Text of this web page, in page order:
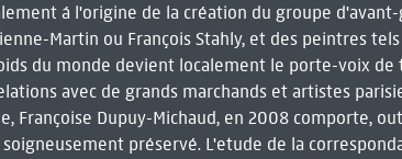
á l'origine de la création du groupe
Martin ou François Stahly, et des peintres
du monde devient localement le porte-voix
avec de grands marchands et artistes
Françoise Dupuy-Michaud, en 2008 comporte,
préservé. L'etude de la